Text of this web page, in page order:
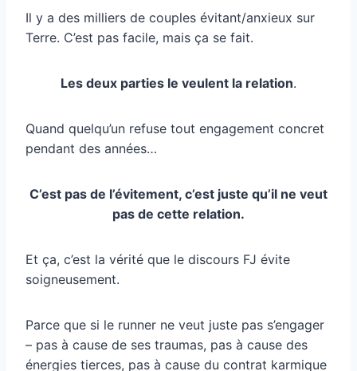
Il y a des milliers de couples évitant/anxieux sur
Terre. C’est pas facile, mais ça se fait.
Les deux parties le veulent la relation.
Quand quelqu’un refuse tout engagement concret
pendant des années…
C’est pas de l’évitement, c’est juste qu’il ne veut
pas de cette relation.
Et ça, c’est la vérité que le discours FJ évite
soigneusement.
Parce que si le runner ne veut juste pas s’engager
– pas à cause de ses traumas, pas à cause des
énergies tierces, pas à cause du contrat karmique